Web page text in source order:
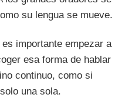
su lengua se mueve.
es importante empezar a
esa forma de hablar
continuo, como si
una sola.